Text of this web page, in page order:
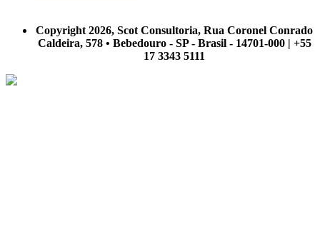
Copyright 2026, Scot Consultoria, Rua Coronel Conrado
Caldeira, 578 • Bebedouro - SP - Brasil - 14701-000 | +55
17 3343 5111